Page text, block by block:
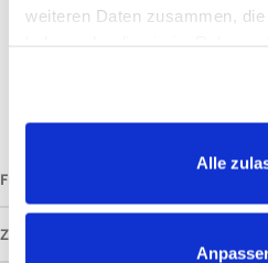
weiteren Daten zusammen,
Alle
Analytische
FÜTTERUNGSEMPFEHLUNG
ZUSAMMENSETZUNG